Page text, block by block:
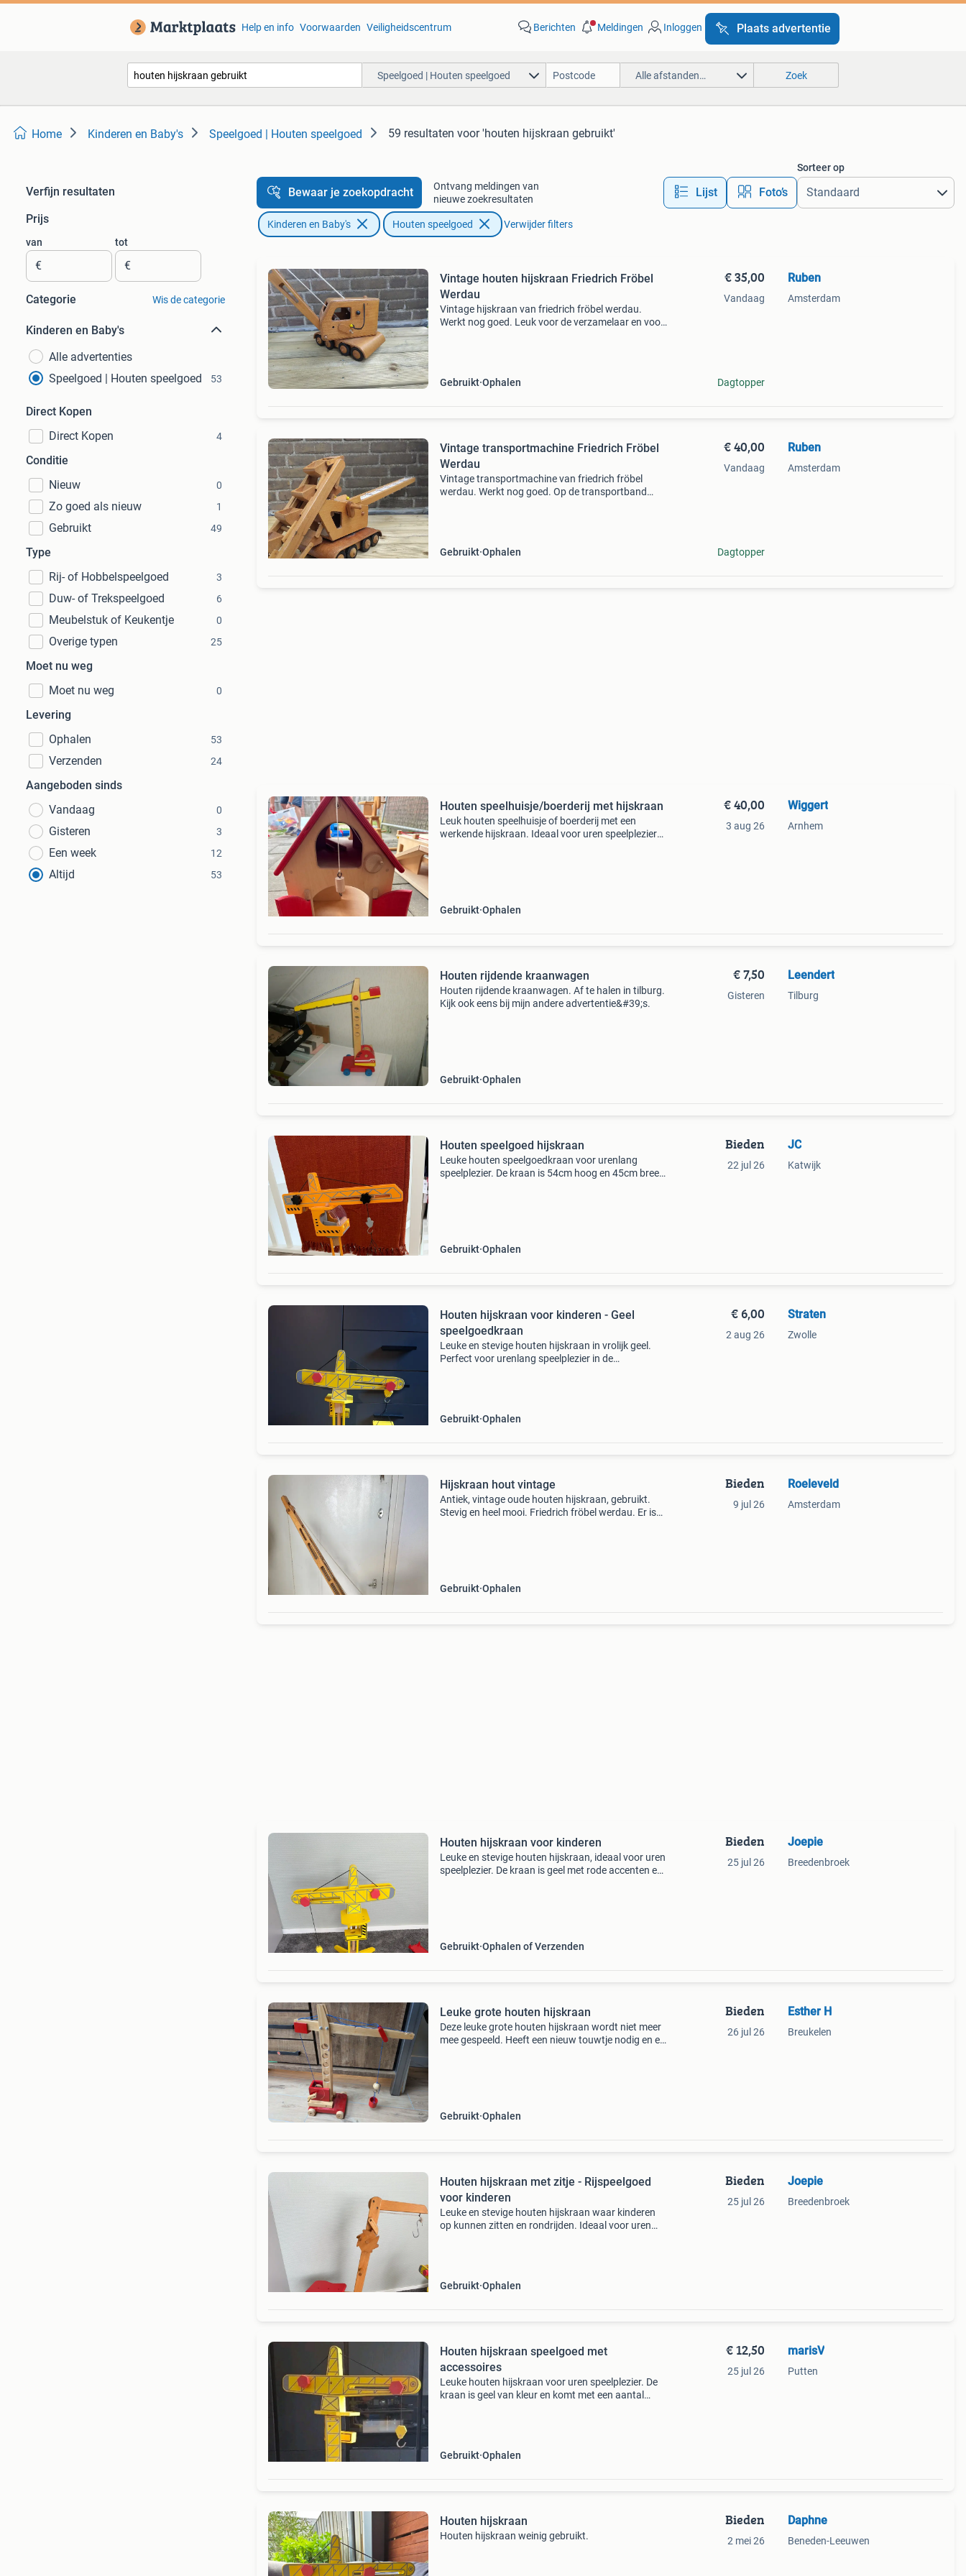
Help en info Voorwaarden Veiligheidscentrum Berichten Meldingen Inloggen Plaats advertentie
Speelgoed | Houten speelgoed Alle afstanden… Zoek
Home Kinderen en Baby's Speelgoed | Houten speelgoed 59 resultaten voor 'houten hijskraan gebruikt'
Verfijn resultaten
Prijs
van
€
tot
€
Categorie Wis de categorie
Kinderen en Baby's
Alle advertenties
Speelgoed | Houten speelgoed
53
Direct Kopen
Direct Kopen
4
Conditie
Nieuw
0
Zo goed als nieuw 1
Gebruikt 49
Type
Rij- of Hobbelspeelgoed
3
Duw- of Trekspeelgoed 6
Meubelstuk of Keukentje 0
Overige typen 25
Moet nu weg
Moet nu weg
0
Levering
Ophalen
53
Verzenden 24
Aangeboden sinds
Vandaag
0
Gisteren 3
Een week 12
Altijd 53
Bewaar je zoekopdracht
Ontvang meldingen van
nieuwe zoekresultaten
Lijst Foto’s
Sorteer op
Kinderen en Baby's Houten speelgoed Verwijder filters
Vintage houten hijskraan Friedrich Fröbel
Werdau
Vintage hijskraan van friedrich fröbel werdau.
Werkt nog goed. Leuk voor de verzamelaar en voor
Gebruikt Ophalen
€ 35,00
Vandaag
Dagtopper
Ruben
Amsterdam
Vintage transportmachine Friedrich Fröbel
Werdau
Vintage transportmachine van friedrich fröbel
werdau. Werkt nog goed. Op de transportband
Gebruikt Ophalen
€ 40,00
Vandaag
Dagtopper
Ruben
Amsterdam
Houten speelhuisje/boerderij met hijskraan
Leuk houten speelhuisje of boerderij met een
werkende hijskraan. Ideaal voor uren speelplezier
Gebruikt Ophalen
€ 40,00
3 aug 26
Wiggert
Arnhem
Houten rijdende kraanwagen
Houten rijdende kraanwagen. Af te halen in tilburg.
Kijk ook eens bij mijn andere advertentie&#39;s.
Gebruikt Ophalen
€ 7,50
Gisteren
Leendert
Tilburg
Houten speelgoed hijskraan
Leuke houten speelgoedkraan voor urenlang
speelplezier. De kraan is 54cm hoog en 45cm breed
Gebruikt Ophalen
Bieden
22 jul 26
JC
Katwijk
Houten hijskraan voor kinderen - Geel
speelgoedkraan
Leuke en stevige houten hijskraan in vrolijk geel.
Perfect voor urenlang speelplezier in de
Gebruikt Ophalen
€ 6,00
2 aug 26
Straten
Zwolle
Hijskraan hout vintage
Antiek, vintage oude houten hijskraan, gebruikt.
Stevig en heel mooi. Friedrich fröbel werdau. Er is
Gebruikt Ophalen
Bieden
9 jul 26
Roeleveld
Amsterdam
Houten hijskraan voor kinderen
Leuke en stevige houten hijskraan, ideaal voor uren
speelplezier. De kraan is geel met rode accenten en
Gebruikt Ophalen of Verzenden
Bieden
25 jul 26
Joepie
Breedenbroek
Leuke grote houten hijskraan
Deze leuke grote houten hijskraan wordt niet meer
mee gespeeld. Heeft een nieuw touwtje nodig en er
Gebruikt Ophalen
Bieden
26 jul 26
Esther H
Breukelen
Houten hijskraan met zitje - Rijspeelgoed
voor kinderen
Leuke en stevige houten hijskraan waar kinderen
op kunnen zitten en rondrijden. Ideaal voor uren
Gebruikt Ophalen
Bieden
25 jul 26
Joepie
Breedenbroek
Houten hijskraan speelgoed met
accessoires
Leuke houten hijskraan voor uren speelplezier. De
kraan is geel van kleur en komt met een aantal
Gebruikt Ophalen
€ 12,50
25 jul 26
marisV
Putten
Houten hijskraan
Houten hijskraan weinig gebruikt.
Bieden
2 mei 26
Daphne
Beneden-Leeuwen